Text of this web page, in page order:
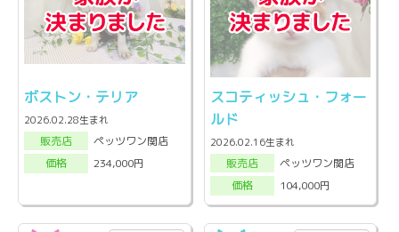
ボストン・テリア
2026.02.28生まれ
販売店
ペッツワン関店
価格
234,000円
スコティッシュ・フォー
ルド
2026.02.16生まれ
販売店
ペッツワン関店
価格
104,000円